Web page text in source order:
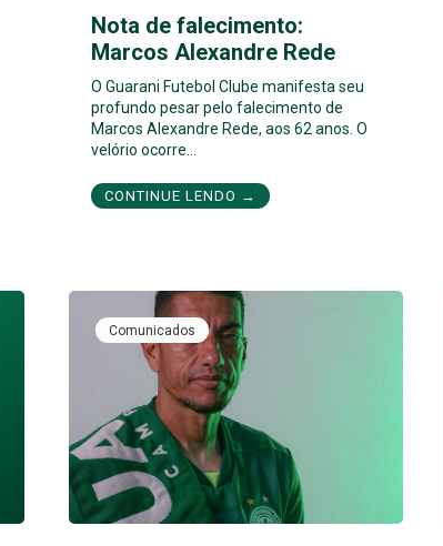
Nota de falecimento:
Marcos Alexandre Rede
O Guarani Futebol Clube manifesta seu
profundo pesar pelo falecimento de
Marcos Alexandre Rede, aos 62 anos. O
velório ocorre…
CONTINUE LENDO →
Comunicados